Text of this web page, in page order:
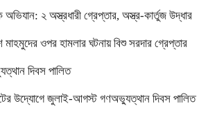
অভিযান: ২ অস্ত্রধারী গ্রেপ্তার, অস্ত্র-কার্তুজ উদ্ধার
মাহমুদের ওপর হামলার ঘটনায় বিশু সরদার গ্রেপ্তার
দিবস পালিত
উদ্যোগে জুলাই-আগস্ট গণঅভ্যুত্থান দিবস পালিত